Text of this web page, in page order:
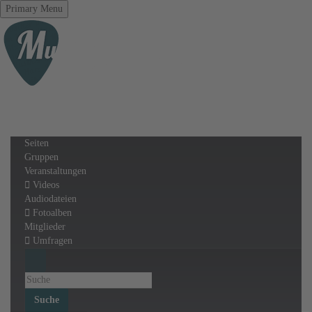
Primary Menu
Seiten
Gruppen
Veranstaltungen
Videos
Audiodateien
Fotoalben
Mitglieder
Umfragen
Suche